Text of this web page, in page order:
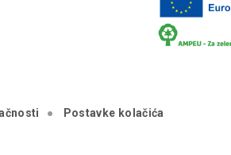
Postavke kolačića